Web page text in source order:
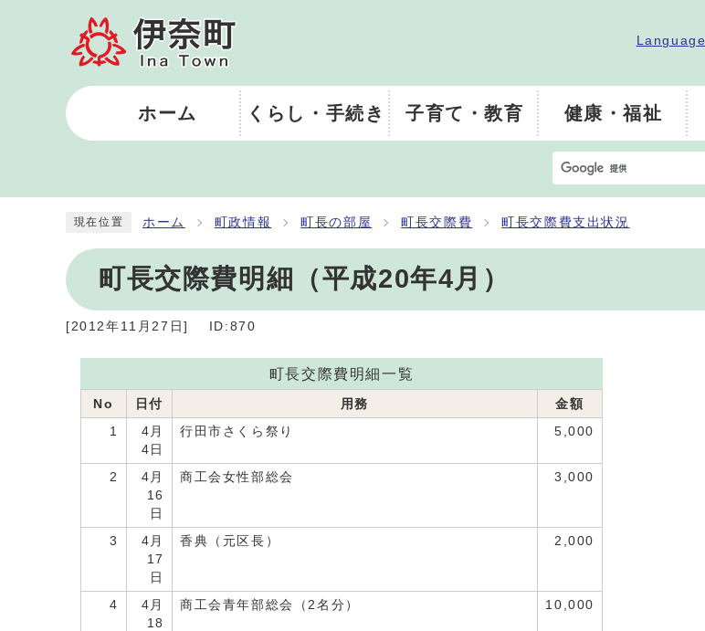
Language
ホーム くらし・手続き 子育て・教育 健康・福祉
現在位置 ホーム 町政情報 町長の部屋 町長交際費 町長交際費支出状況
町長交際費明細（平成20年4月）
[2012年11月27日] ID:870
町長交際費明細一覧
No 日付 用務
金額
1
4月
4日
行田市さくら祭り 5,000
2
4月
16
日
商工会女性部総会 3,000
3
4月
17
日
香典（元区長） 2,000
4
4月
18
商工会青年部総会（2名分） 10,000